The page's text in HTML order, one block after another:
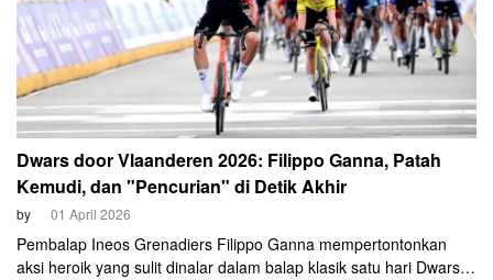
Dwars door Vlaanderen 2026: Filippo Ganna, Patah
Kemudi, dan "Pencurian" di Detik Akhir
by 01 April 2026
Pembalap Ineos Grenadiers Filippo Ganna mempertontonkan
aksi heroik yang sulit dinalar dalam balap klasik satu hari Dwars